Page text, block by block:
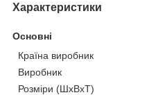
Характеристики
Основні
Країна виробник
Виробник
Розміри (ШхВхТ)